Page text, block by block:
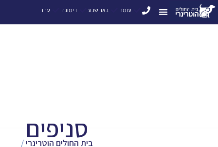
עומר באר שבע דימונה ערד
סניפים
בית החולים הוטרינרי/